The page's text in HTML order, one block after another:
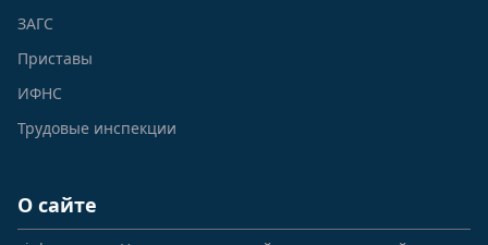
ЗАГС
Приставы
ИФНС
Трудовые инспекции
О сайте